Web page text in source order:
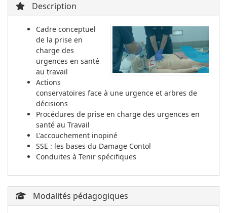
Description
Cadre conceptuel
de la prise en
charge des
urgences en santé
au travail
Actions
conservatoires face à une urgence et arbres de
décisions
Procédures de prise en charge des urgences en
santé au Travail
L'accouchement inopiné
SSE : les bases du Damage Contol
Conduites à Tenir spécifiques
Modalités pédagogiques